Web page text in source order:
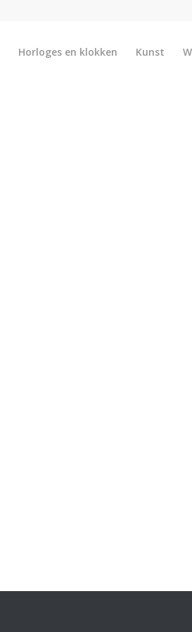
Horloges en klokken Kunst